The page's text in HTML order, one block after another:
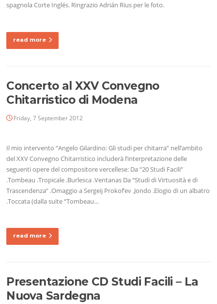
spagnola Corte Inglés. Ringrazio Adrián Rius per le foto.
read more
Concerto al XXV Convegno
Chitarristico di Modena
Friday, 7 September 2012
Il mio intervento “Angelo Gilardino: Gli studi per chitarra” nell’ambito
del XXV Convegno Chitarristico includerà l’interpretazione delle
seguenti opere del compositore vercellese: Da “20 Studi Facili”
.Tombeau .Tropicale .Burlesca .Ventanas Da “Studi di Virtuosità e di
Trascendenza” .Omaggio a Sergeij Prokof’ev .Jondo .Elogio di un albatro
.Toccata (dalla suite “Tombeau…
read more
Presentazione CD Studi Facili – La
Nuova Sardegna